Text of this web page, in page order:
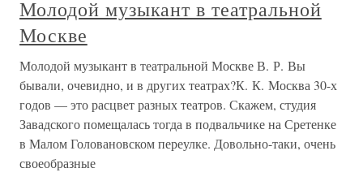
Молодой музыкант в театральной
Москве
Молодой музыкант в театральной Москве В. Р. Вы
бывали, очевидно, и в других театрах?К. К. Москва 30-х
годов — это расцвет разных театров. Скажем, студия
Завадского помещалась тогда в подвальчике на Сретенке
в Малом Головановском переулке. Довольно-таки, очень
своеобразные